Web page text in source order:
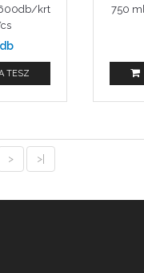
krt
TESZ
750
> >|